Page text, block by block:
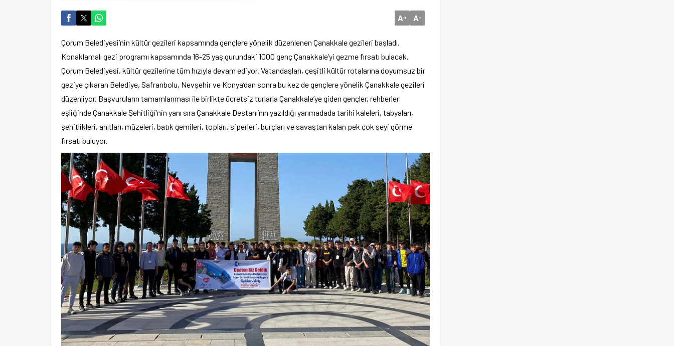
A+ A-
Çorum Belediyesi’nin kültür gezileri kapsamında gençlere yönelik düzenlenen Çanakkale gezileri başladı.
Konaklamalı gezi programı kapsamında 16-25 yaş gurundaki 1000 genç Çanakkale’yi gezme fırsatı bulacak.
Çorum Belediyesi, kültür gezilerine tüm hızıyla devam ediyor. Vatandaşları, çeşitli kültür rotalarına doyumsuz bir
geziye çıkaran Belediye, Safranbolu, Nevşehir ve Konya’dan sonra bu kez de gençlere yönelik Çanakkale gezileri
düzenliyor. Başvuruların tamamlanması ile birlikte ücretsiz turlarla Çanakkale’ye giden gençler, rehberler
eşliğinde Çanakkale Şehitliği’nin yanı sıra Çanakkale Destanı’nın yazıldığı yarımadada tarihi kaleleri, tabyaları,
şehitlikleri, anıtları, müzeleri, batık gemileri, topları, siperleri, burçları ve savaştan kalan pek çok şeyi görme
fırsatı buluyor.